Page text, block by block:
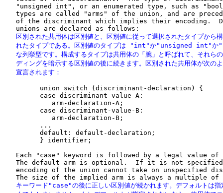
"unsigned int", or an enumerated type, such as
types are called "arms" of the union, and are
of the discriminant which implies their encoding.
区別された共用体は区別値と、区別値に従って選択されたタイプから
れたタイプである。区別値のタイプは "int"か"unsigned int"か
な列挙型です。構成するタイプは共用体の「腕」と呼ばれて、それら
ディングを暗示する区別値の後に続きます。区別された共用体が次の
   宣言されます：
         union switch (discriminant-declaration) {
         case discriminant-value-A:
            arm-declaration-A;
         case discriminant-value-B:
            arm-declaration-B;
         ...
         default: default-declaration;
         } identifier;
Each "case" keyword is followed by a legal value of
The default arm is optional.  If it is not
encoding of the union cannot take on unspecified
キーワード"case"の後に正しい区別値が続かれます。デフォルトは指